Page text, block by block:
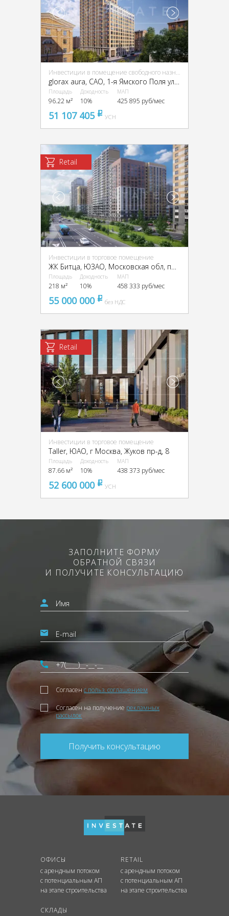
Инвестиции в помещение свободного назначения (ПСН)
glorax aura, CАО, 1-я Ямского Поля ул., 28, стр. 3
Площадь
96.22 м²
Доходность
10%
МАП
425 895 руб/мес
51 107 405 pуб
УСН
Retail
Инвестиции в торговое помещение
Площадь
218 м²
Доходность
10%
МАП
458 333 руб/мес
55 000 000 pуббез НДС
Retail
Инвестиции в торговое помещение
Taller, ЮАО, г Москва, Жуков пр-д, 8
Площадь
87.66 м²
Доходность
10%
МАП
438 373 руб/мес
52 600 000 pуб
УСН
ЗАПОЛНИТЕ ФОРМУ
ОБРАТНОЙ СВЯЗИ
И ПОЛУЧИТЕ КОНСУЛЬТАЦИЮ
Согласен с польз. соглашением
Согласен на получение рекламных
рассылок
Получить консультацию
ОФИСЫ
с арендным потоком
с потенциальным АП
на этапе строительства
RETAIL
с арендным потоком
с потенциальным АП
на этапе строительства
СКЛАДЫ